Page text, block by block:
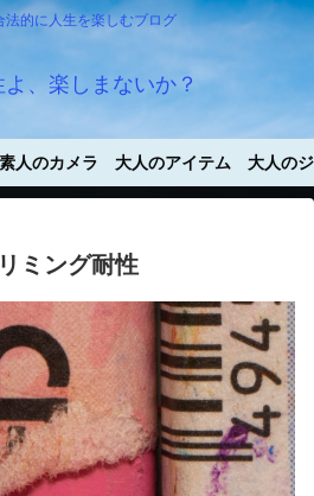
法的に人生を楽しむブログ
、楽しまないか？
素人のカメラ 大人のアイテム 大人の
ミング耐性